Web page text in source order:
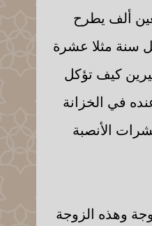
ألف يطرح
سنة مثلا عشرة
كيف تؤكل
في الخزانة
الأنصبة
وهذه الزوجة